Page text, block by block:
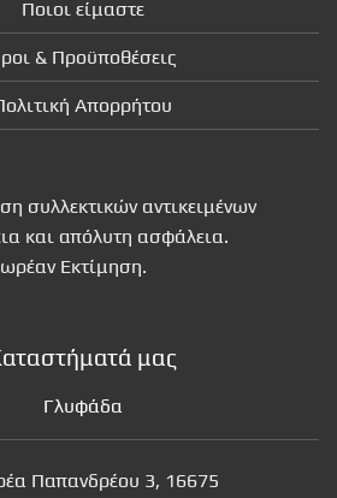
Ποιοι είμαστε
& Προϋποθέσεις
Απορρήτου
συλλεκτικών αντικειμένων
και απόλυτη ασφάλεια.
Εκτίμηση.
μας
Γλυφάδα
Παπανδρέου 3, 16675